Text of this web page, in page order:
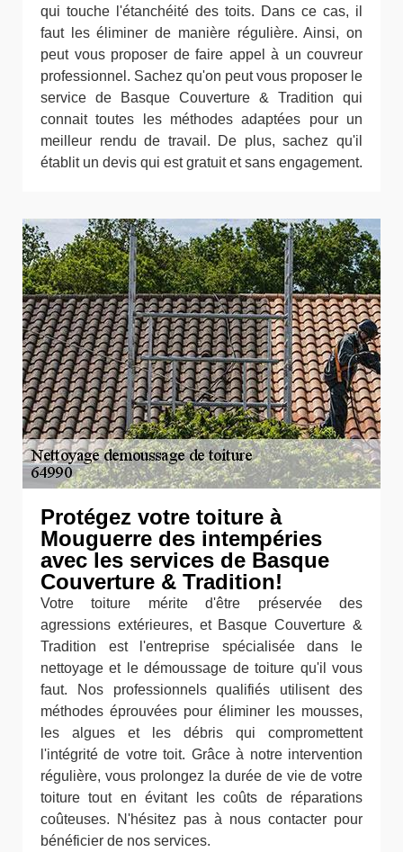
qui touche l'étanchéité des toits. Dans ce cas, il
faut les éliminer de manière régulière. Ainsi, on
peut vous proposer de faire appel à un couvreur
professionnel. Sachez qu'on peut vous proposer le
service de Basque Couverture & Tradition qui
connait toutes les méthodes adaptées pour un
meilleur rendu de travail. De plus, sachez qu'il
établit un devis qui est gratuit et sans engagement.
Protégez votre toiture à
Mouguerre des intempéries
avec les services de Basque
Couverture & Tradition!
Votre toiture mérite d'être préservée des
agressions extérieures, et Basque Couverture &
Tradition est l'entreprise spécialisée dans le
nettoyage et le démoussage de toiture qu'il vous
faut. Nos professionnels qualifiés utilisent des
méthodes éprouvées pour éliminer les mousses,
les algues et les débris qui compromettent
l'intégrité de votre toit. Grâce à notre intervention
régulière, vous prolongez la durée de vie de votre
toiture tout en évitant les coûts de réparations
coûteuses. N'hésitez pas à nous contacter pour
bénéficier de nos services.